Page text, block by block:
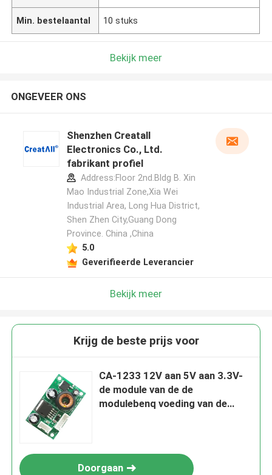
Laat een bericht achter
Min. bestelaantal 10 stuks
Bekijk meer
ONGEVEER ONS
Shenzhen Creatall
Electronics Co., Ltd.
fabrikant profiel
Address:Floor 2nd.Bldg B. Xin
Mao Industrial Zone,Xia Wei
Industrial Area, Long Hua District,
Shen Zhen City,Guang Dong
Province. China ,China
5.0
Geverifieerde Leverancier
Bekijk meer
Krijg de beste prijs voor
CA-1233 12V aan 5V aan 3.3V-
de module van de de
modulebenq voeding van de
Doorgaan